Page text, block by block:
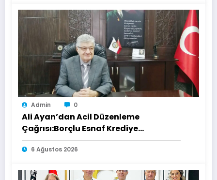
Admin 0
Ali Ayan’dan Acil Düzenleme
Çağrısı:Borçlu Esnaf Krediye
Ulaşamıyor
6 Ağustos 2026